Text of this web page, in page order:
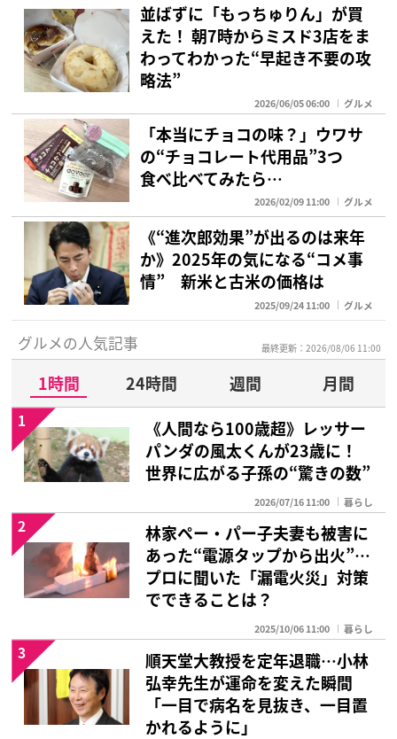
並ばずに「もっちゅりん」が買
えた！ 朝7時からミスド3店をま
わってわかった“早起き不要の攻
略法”
2026/06/05 06:00 グルメ
「本当にチョコの味？」ウワサ
の“チョコレート代用品”3つ
食べ比べてみたら…
2026/02/09 11:00 グルメ
《“進次郎効果”が出るのは来年
か》2025年の気になる“コメ事
情” 新米と古米の価格は
2025/09/24 11:00 グルメ
グルメの人気記事 最終更新：2026/08/06 11:00
1時間 24時間 週間
月間
《人間なら100歳超》レッサー
パンダの風太くんが23歳に！
世界に広がる子孫の“驚きの数”
2026/07/16 11:00 暮らし
1
林家ペー・パー子夫妻も被害に
あった“電源タップから出火”…
プロに聞いた「漏電火災」対策
でできることは？
2025/10/06 11:00 暮らし
2
順天堂大教授を定年退職…小林
弘幸先生が運命を変えた瞬間
「一目で病名を見抜き、一目置
かれるように」
3